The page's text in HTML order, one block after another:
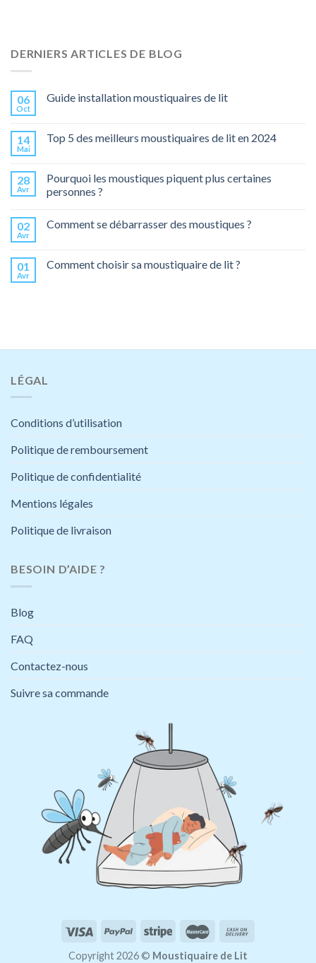
DERNIERS ARTICLES DE BLOG
06
Oct
Guide installation moustiquaires de lit
14
Mai
Top 5 des meilleurs moustiquaires de lit en 2024
28
Avr
Pourquoi les moustiques piquent plus certaines
personnes ?
02
Avr
Comment se débarrasser des moustiques ?
01
Avr
Comment choisir sa moustiquaire de lit ?
LÉGAL
Conditions d’utilisation
Politique de remboursement
Politique de confidentialité
Mentions légales
Politique de livraison
BESOIN D’AIDE ?
Blog
FAQ
Contactez-nous
Suivre sa commande
Copyright 2026 © Moustiquaire de Lit